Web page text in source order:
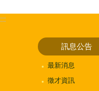
:::
訊息公告
最新消息
徵才資訊